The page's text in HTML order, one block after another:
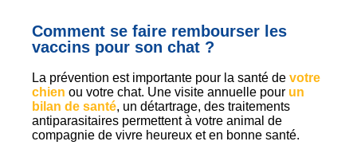
Comment se faire rembourser les
vaccins pour son chat ?
La prévention est importante pour la santé de votre
chien ou votre chat. Une visite annuelle pour un
bilan de santé, un détartrage, des traitements
antiparasitaires permettent à votre animal de
compagnie de vivre heureux et en bonne santé.